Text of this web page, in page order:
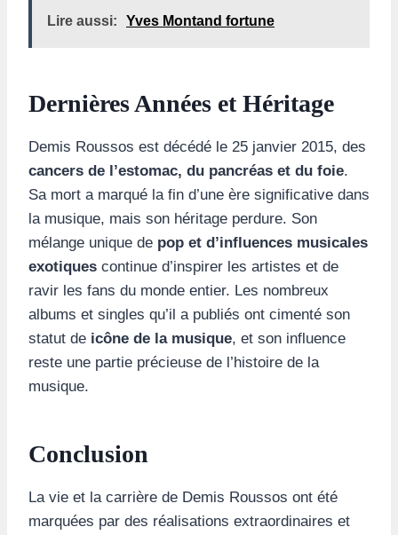
Lire aussi: Yves Montand fortune
Dernières Années et Héritage
Demis Roussos est décédé le 25 janvier 2015, des
cancers de l’estomac, du pancréas et du foie.
Sa mort a marqué la fin d’une ère significative dans
la musique, mais son héritage perdure. Son
mélange unique de pop et d’influences musicales
exotiques continue d’inspirer les artistes et de
ravir les fans du monde entier. Les nombreux
albums et singles qu’il a publiés ont cimenté son
statut de icône de la musique, et son influence
reste une partie précieuse de l’histoire de la
musique.
Conclusion
La vie et la carrière de Demis Roussos ont été
marquées par des réalisations extraordinaires et